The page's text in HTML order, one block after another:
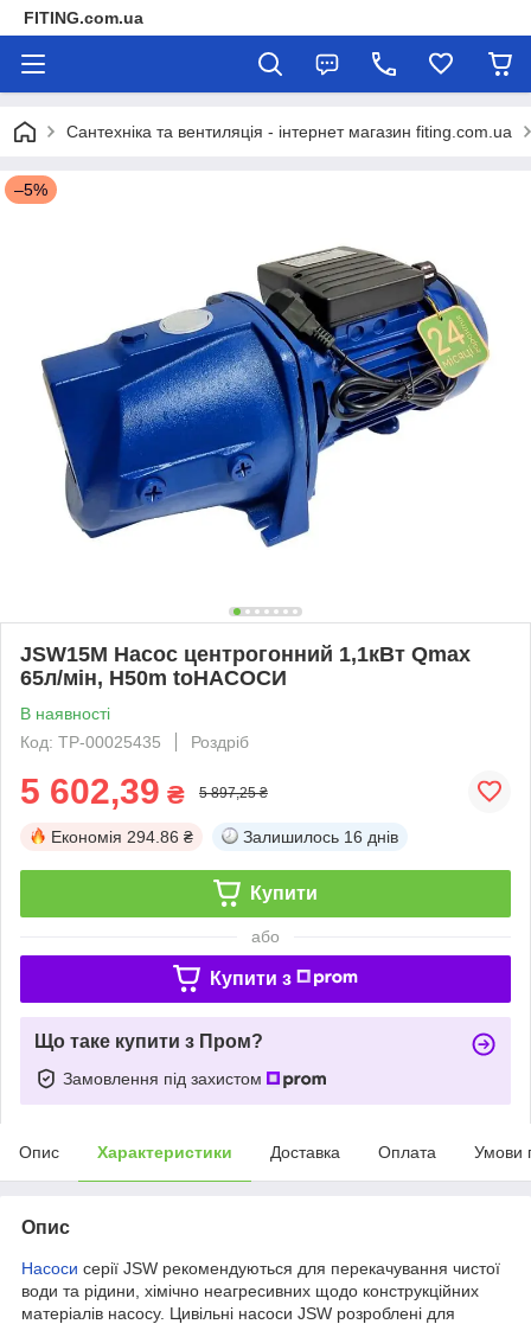
FITING.com.ua
Сантехніка та вентиляція - інтернет магазин fiting.com.ua
–5%
JSW15M Насос центрогонний 1,1кВт Qmax
65л/мін, H50m toНАСОСИ
В наявності
Код: ТР-00025435
Роздріб
5 602,39 ₴ 5 897,25 ₴
Економія 294.86 ₴ Залишилось 16 днів
Купити
або
Купити з
Що таке купити з Пром?
Замовлення під захистом
Опис Характеристики Доставка Оплата Умови
Опис
Насоси серії JSW рекомендуються для перекачування чистої
води та рідини, хімічно неагресивних щодо конструкційних
матеріалів насосу. Цивільні насоси JSW розроблені для